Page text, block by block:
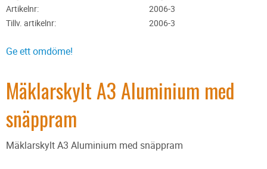
Artikelnr
2006-3
Tillv. artikelnr
2006-3
Ge ett omdöme!
Mäklarskylt A3 Aluminium med
snäppram
Mäklarskylt A3 Aluminium med snäppram